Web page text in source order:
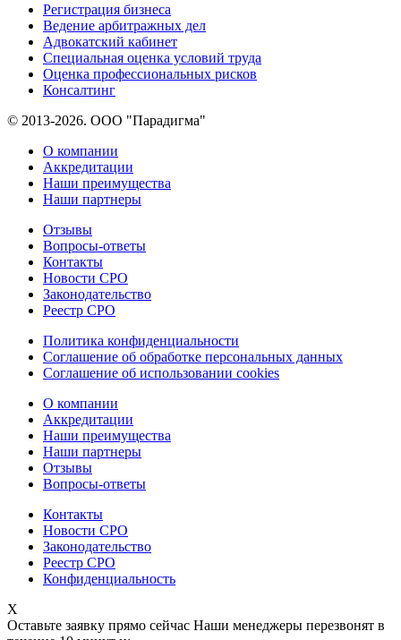
Регистрация бизнеса
Ведение арбитражных дел
Адвокатский кабинет
Специальная оценка условий труда
Оценка профессиональных рисков
Консалтинг
© 2013-2026. ООО "Парадигма"
О компании
Аккредитации
Наши преимущества
Наши партнеры
Отзывы
Вопросы-ответы
Контакты
Новости СРО
Законодательство
Реестр СРО
Политика конфиденциальности
Соглашение об обработке персональных данных
Соглашение об использовании cookies
О компании
Аккредитации
Наши преимущества
Наши партнеры
Отзывы
Вопросы-ответы
Контакты
Новости СРО
Законодательство
Реестр СРО
Конфиденциальность
X
Оставьте заявку прямо сейчас Наши менеджеры перезвонят в